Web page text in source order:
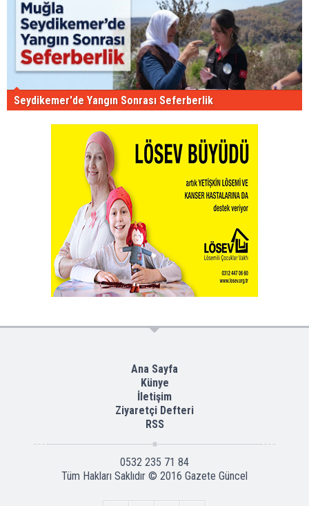
Seydikemer'de Yangın Sonrası Seferberlik
Ana Sayfa
Künye
İletişim
Ziyaretçi Defteri
RSS
0532 235 71 84
Tüm Hakları Saklıdır © 2016 Gazete Güncel